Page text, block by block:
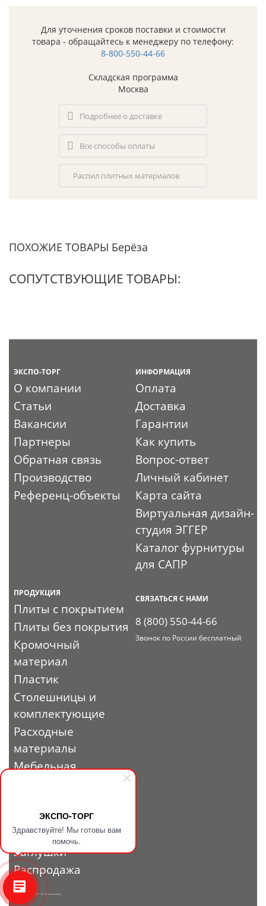
ЭКСПО-ТОРГ
Здравствуйте! Мы готовы вам
помочь.
Для уточнения сроков поставки и стоимости
товара - обращайтесь к менеджеру по телефону:
8-800-550-44-66
Складская программа
Москва
Подробнее о доставке
Все способы оплаты
Распил плитных материалов
ПОХОЖИЕ ТОВАРЫ Берёза
СОПУТСТВУЮЩИЕ ТОВАРЫ:
ЭКСПО-ТОРГ
О компании
Статьи
Вакансии
Партнеры
Обратная связь
Производство
Референц-объекты
ИНФОРМАЦИЯ
Оплата
Доставка
Гарантии
Как купить
Вопрос-ответ
Личный кабинет
Карта сайта
Виртуальная дизайн-
студия ЭГГЕР
Каталог фурнитуры
для САПР
ПРОДУКЦИЯ
Плиты с покрытием
Плиты без покрытия
Кромочный
материал
Пластик
Столешницы и
комплектующие
Расходные
материалы
Мебельная
профиль и
фурнитура
Заглушки
Распродажа
СВЯЗАТЬСЯ С НАМИ
8 (800) 550-44-66
Звонок по России бесплатный
© 2010 - 2026. ЭКСПО-ТОРГ. Все права защищены.